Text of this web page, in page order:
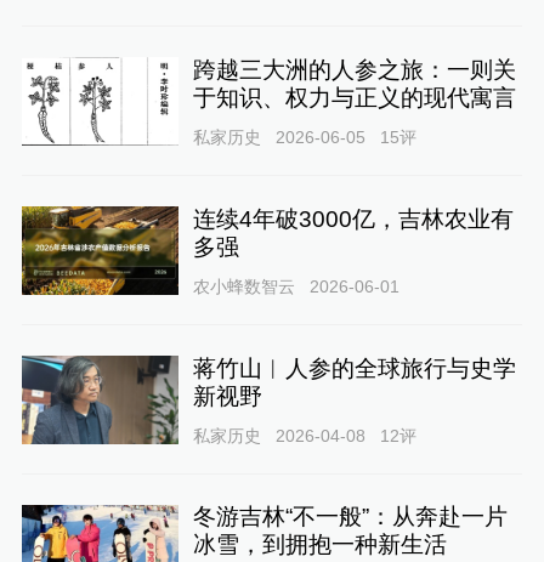
跨越三大洲的人参之旅：一则关
于知识、权力与正义的现代寓言
私家历史 2026-06-05 15评
连续4年破3000亿，吉林农业有
多强
农小蜂数智云 2026-06-01
蒋竹山︱人参的全球旅行与史学
新视野
私家历史 2026-04-08 12评
冬游吉林“不一般”：从奔赴一片
冰雪，到拥抱一种新生活